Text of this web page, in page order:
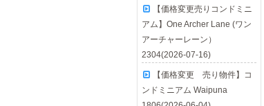
【価格変更売りコンドミニ
アム】One Archer Lane (ワン
アーチャーレーン）
2304(2026-07-16)
【価格変更 売り物件】コ
ンドミニアム Waipuna